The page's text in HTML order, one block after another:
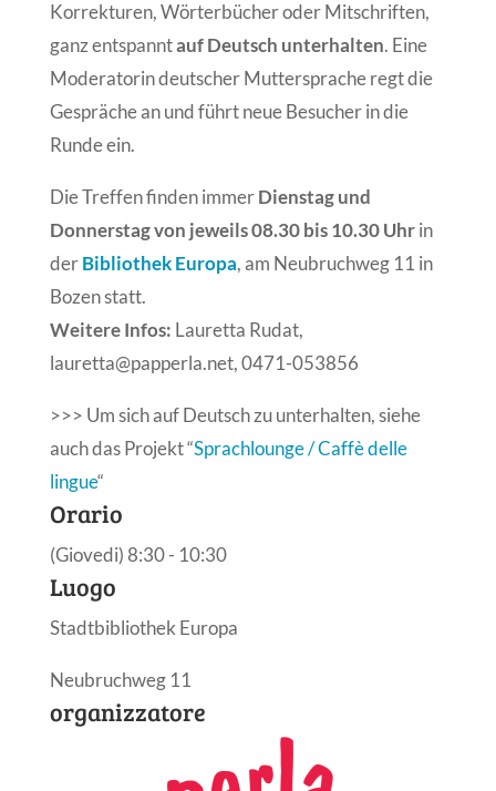
Korrekturen, Wörterbücher oder Mitschriften,
ganz entspanntauf Deutsch unterhalten. Eine
Moderatorin deutscher Muttersprache regt die
Gespräche an und führt neue Besucher in die
Runde ein.
Die Treffen finden immerDienstag und
Donnerstag von jeweils 08.30 bis 10.30 Uhrin
derBibliothek Europa, am Neubruchweg 11 in
Bozen statt.
Weitere Infos: Lauretta Rudat,
lauretta@papperla.net, 0471-053856
>>> Um sich auf Deutsch zu unterhalten, siehe
auch das Projekt “Sprachlounge / Caffè delle
lingue“
Orario
(Giovedi) 8:30 - 10:30
Luogo
Stadtbibliothek Europa
Neubruchweg 11
organizzatore